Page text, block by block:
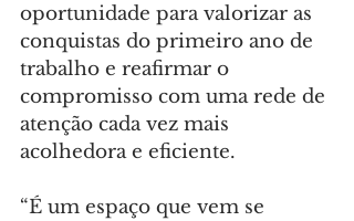
oportunidade para valorizar as
conquistas do primeiro ano de
trabalho e reafirmar o
compromisso com uma rede de
atenção cada vez mais
acolhedora e eficiente.
“É um espaço que vem se